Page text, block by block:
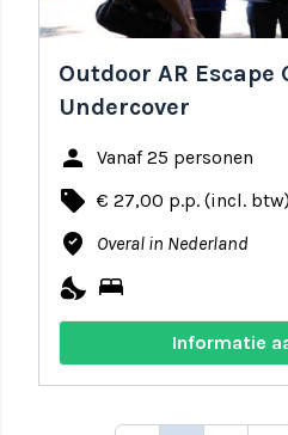
Outdoor AR Escape
Undercover
person Vanaf 25 personen
local_offer € 27,00 p.p. (incl. btw)
where_to_vote Overal in Nederland
nights_stay bed
Informatie